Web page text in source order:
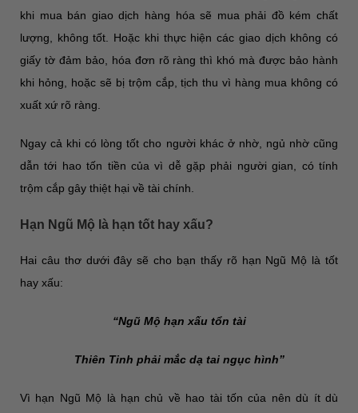
khi mua bán giao dịch hàng hóa sẽ mua phải đồ kém chất
lượng, không tốt. Hoặc khi thực hiện các giao dịch không có
giấy tờ đảm bảo, hóa đơn rõ ràng thì khó mà được bảo hành
khi hỏng, hoặc sẽ bị trộm cắp, tịch thu vì hàng mua không có
xuất xứ rõ ràng.
Ngay cả khi có lòng tốt cho người khác ở nhờ, ngủ nhờ cũng
dẫn tới hao tốn tiền của vì dễ gặp phải người gian, có tính
trộm cắp gây thiệt hại về tài chính.
Hạn Ngũ Mộ là hạn tốt hay xấu?
Hai câu thơ dưới đây sẽ cho bạn thấy rõ hạn Ngũ Mộ là tốt
hay xấu:
“Ngũ Mộ hạn xấu tổn tài
Thiên Tinh phải mắc dạ tai ngục hình”
Vì hạn Ngũ Mộ là hạn chủ về hao tài tốn của nên dù ít dù